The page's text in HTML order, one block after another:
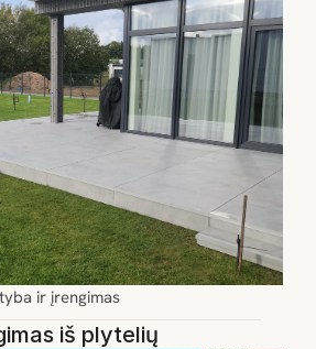
ir įrengimas
iš plytelių